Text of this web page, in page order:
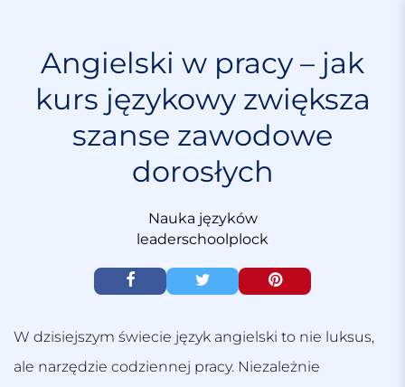
Angielski w pracy – jak
kurs językowy zwiększa
szanse zawodowe
dorosłych
Nauka języków
leaderschoolplock
W dzisiejszym świecie język angielski to nie luksus,
ale narzędzie codziennej pracy. Niezależnie